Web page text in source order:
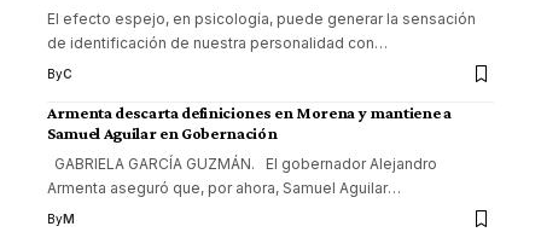
El efecto espejo, en psicología, puede generar la sensación
de identificación de nuestra personalidad con…
ByC
Armenta descarta definiciones en Morena y mantiene a
Samuel Aguilar en Gobernación
GABRIELA GARCÍA GUZMÁN. El gobernador Alejandro
Armenta aseguró que, por ahora, Samuel Aguilar…
ByM